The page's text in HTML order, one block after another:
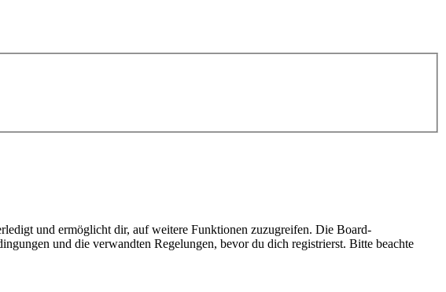
und ermöglicht dir, auf weitere Funktionen zuzugreifen. Die Board-
und die verwandten Regelungen, bevor du dich registrierst. Bitte beachte